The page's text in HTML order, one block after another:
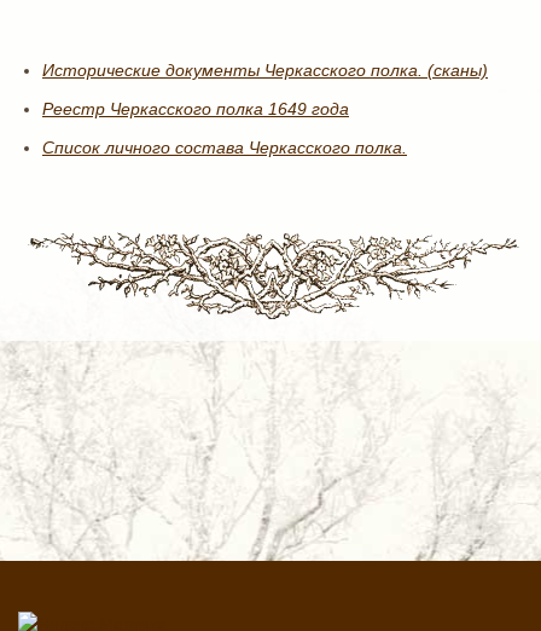
Исторические документы Черкасского полка. (сканы)
Реестр Черкасского полка 1649 года
Список личного состава Черкасского полка.